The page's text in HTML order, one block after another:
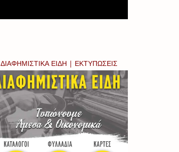
ΔΙΑΦΗΜΙΣΤΙΚΑ ΕΙΔΗ | ΕΚΤΥΠΩΣΕΙΣ